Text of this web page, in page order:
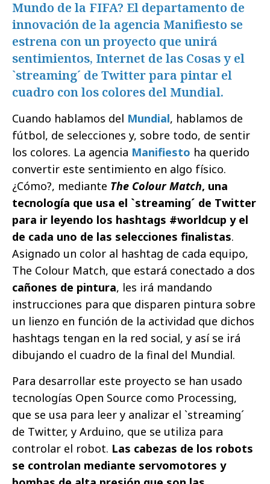
Mundo de la FIFA? El departamento de
innovación de la agencia Manifiesto se
estrena con un proyecto que unirá
sentimientos, Internet de las Cosas y el
`streaming´ de Twitter para pintar el
cuadro con los colores del Mundial.
Cuando hablamos del Mundial, hablamos de
fútbol, de selecciones y, sobre todo, de sentir
los colores. La agencia Manifiesto ha querido
convertir este sentimiento en algo físico.
¿Cómo?, mediante The Colour Match, una
tecnología que usa el `streaming´ de Twitter
para ir leyendo los hashtags #worldcup y el
de cada uno de las selecciones finalistas.
Asignado un color al hashtag de cada equipo,
The Colour Match, que estará conectado a dos
cañones de pintura, les irá mandando
instrucciones para que disparen pintura sobre
un lienzo en función de la actividad que dichos
hashtags tengan en la red social, y así se irá
dibujando el cuadro de la final del Mundial.
Para desarrollar este proyecto se han usado
tecnologías Open Source como Processing,
que se usa para leer y analizar el `streaming´
de Twitter, y Arduino, que se utiliza para
controlar el robot. Las cabezas de los robots
se controlan mediante servomotores y